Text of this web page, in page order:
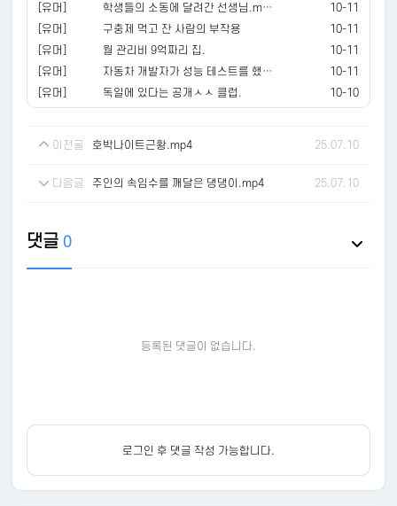
[유머] 학생들의 소동에 달려간 선생님.mp4
10-11
[유머]
구충제 먹고 잔 사람의 부작용
10-11
[유머]
월 관리비 9억짜리 집.
10-11
[유머]
자동차 개발자가 성능 테스트를 했던 이유.mp4
10-11
[유머]
독일에 있다는 공개ㅅㅅ 클럽. 10-10
이전글 호박나이트근황.mp4 25.07.10
다음글 주인의 속임수를 깨달은 댕댕이.mp4 25.07.10
댓글 0
등록된 댓글이 없습니다.
로그인 후 댓글 작성 가능합니다.